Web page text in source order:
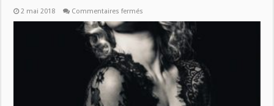
2 mai 2018 Commentaires fermés
du
2
Mai